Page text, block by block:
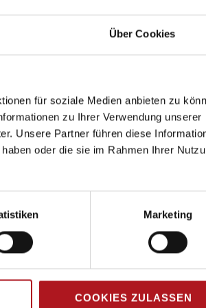
Über Cookies
für soziale Medien anbieten zu
zu Ihrer Verwendung unserer
Unsere Partner führen diese
oder die sie im Rahmen Ihrer
Marketing
COOKIES ZULASSEN
Abonnieren Sie
verpassen Sie